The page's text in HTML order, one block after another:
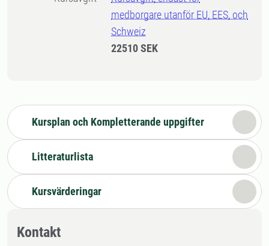
medborgare utanför EU, EES, och
Schweiz
22510 SEK
Kursplan och Kompletterande uppgifter
Litteraturlista
Kursvärderingar
Kontakt